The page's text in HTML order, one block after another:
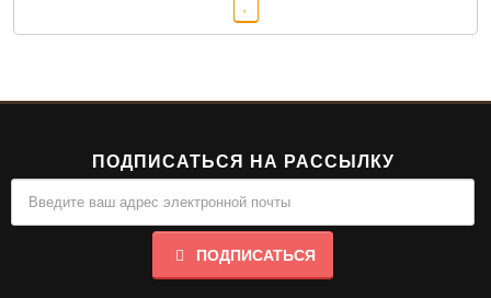
ПОДПИСАТЬСЯ НА РАССЫЛКУ
ПОДПИСАТЬСЯ